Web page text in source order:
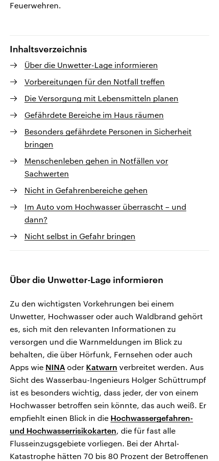
Feuerwehren.
Inhaltsverzeichnis
Über die Unwetter-Lage informieren
Vorbereitungen für den Notfall treffen
Die Versorgung mit Lebensmitteln planen
Gefährdete Bereiche im Haus räumen
Besonders gefährdete Personen in Sicherheit
bringen
Menschenleben gehen in Notfällen vor
Sachwerten
Nicht in Gefahrenbereiche gehen
Im Auto vom Hochwasser überrascht – und
dann?
Nicht selbst in Gefahr bringen
Über die Unwetter-Lage informieren
Zu den wichtigsten Vorkehrungen bei einem
Unwetter, Hochwasser oder auch Waldbrand gehört
es, sich mit den relevanten Informationen zu
versorgen und die Warnmeldungen im Blick zu
behalten, die über Hörfunk, Fernsehen oder auch
Apps wie NINA oder Katwarn verbreitet werden. Aus
Sicht des Wasserbau-Ingenieurs Holger Schüttrumpf
ist es besonders wichtig, dass jeder, der von einem
Hochwasser betroffen sein könnte, das auch weiß. Er
empfiehlt einen Blick in die Hochwassergefahren-
und Hochwasserrisikokarten, die für fast alle
Flusseinzugsgebiete vorliegen. Bei der Ahrtal-
Katastrophe hätten 70 bis 80 Prozent der Betroffenen